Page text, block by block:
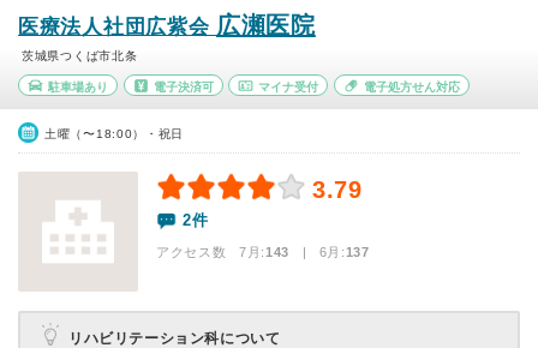
医療法人社団広紫会 広瀬医院
茨城県つくば市北条
駐車場あり 電子決済可 マイナ受付 電子処方せん対応
土曜（〜18:00）・祝日
3.79
2件
アクセス数 7月:143 | 6月:137
リハビリテーション科について